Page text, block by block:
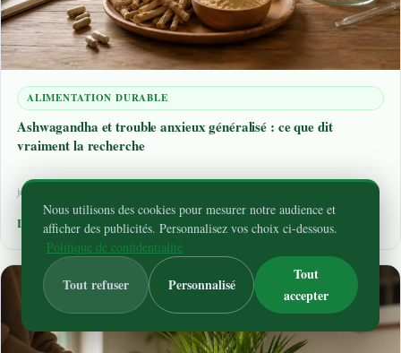
ALIMENTATION DURABLE
Ashwagandha et trouble anxieux généralisé : ce que dit
vraiment la recherche
jeudi 11 juin 2026
Lire la suite
Nous utilisons des cookies pour mesurer notre audience et
afficher des publicités. Personnalisez vos choix ci-dessous.
Politique de confidentialité
Tout refuser Personnalisé
Tout
accepter